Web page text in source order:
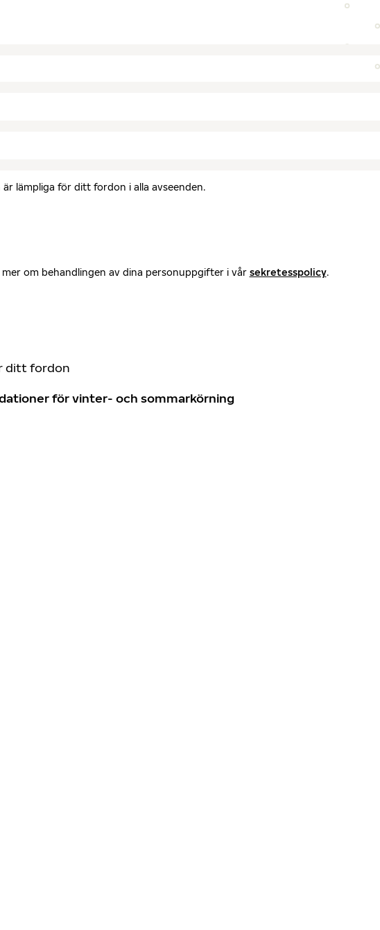
lämpliga för ditt fordon i alla avseenden.
om behandlingen av dina personuppgifter i vår sekretesspolicy.
ditt fordon
för vinter- och sommarkörning